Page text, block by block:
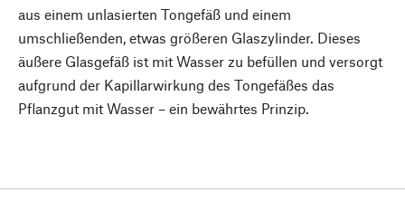
aus einem unlasierten Tongefäß und einem
umschließenden, etwas größeren Glaszylinder. Dieses
äußere Glasgefäß ist mit Wasser zu befüllen und versorgt
aufgrund der Kapillarwirkung des Tongefäßes das
Pflanzgut mit Wasser – ein bewährtes Prinzip.